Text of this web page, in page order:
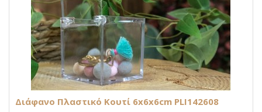
Διάφανο Πλαστικό Κουτί 6x6x6cm PLI142608